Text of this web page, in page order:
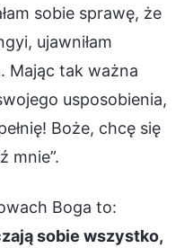
sobie sprawę, że
ujawniłam
Mając tak ważna
usposobienia,
Boże, chcę się
mnie”.
Boga to:
sobie wszystko,